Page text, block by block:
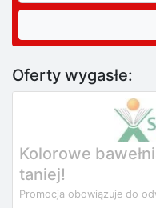
Oferty wygasłe:
Kolorowe
taniej!
Promocja obowiązuje do